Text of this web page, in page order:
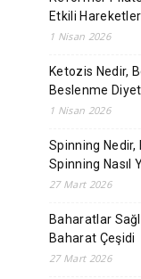
Etkili Hareketler
1 Nisan 2026
Ketozis Nedir,
Beslenme
1 Nisan 2026
Spinning Nedir,
Spinning Nasıl
27 Mart 2026
Baharatlar
Baharat Çeşidi
27 Mart 2026